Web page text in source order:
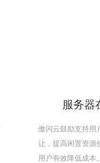
服务器
傲闪云鼓励支持用
让，提高闲置资源
用户有效降低成本